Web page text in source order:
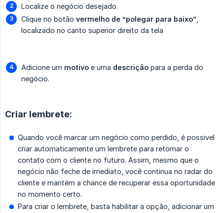
Localize o negócio desejado.
Clique no botão vermelho de “polegar para baixo”
localizado no canto superior direito da tela
Adicione um motivo e uma descrição para a perda do
negócio.
Criar lembrete:
Quando você marcar um negócio como perdido, é possivel
criar automaticamente um lembrete para retomar o
contato com o cliente no futuro. Assim, mesmo que o
negócio não feche de imediato, você continua no radar do
cliente e mantém a chance de recuperar essa oportunidade
no momento certo.
Para criar o lembrete, basta habilitar a opção, adicionar um